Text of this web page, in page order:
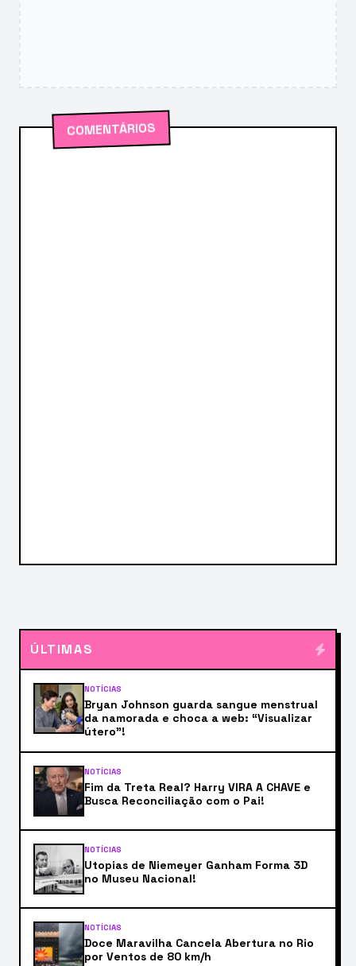
COMENTÁRIOS
ÚLTIMAS
NOTÍCIAS
Bryan Johnson guarda sangue menstrual
da namorada e choca a web: “Visualizar
útero”!
NOTÍCIAS
Fim da Treta Real? Harry VIRA A CHAVE e
Busca Reconciliação com o Pai!
NOTÍCIAS
Utopias de Niemeyer Ganham Forma 3D
no Museu Nacional!
NOTÍCIAS
Doce Maravilha Cancela Abertura no Rio
por Ventos de 80 km/h